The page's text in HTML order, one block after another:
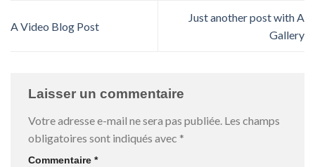
A Video Blog Post
Just another post with A
Gallery
Laisser un commentaire
Votre adresse e-mail ne sera pas publiée. Les champs
obligatoires sont indiqués avec *
Commentaire *